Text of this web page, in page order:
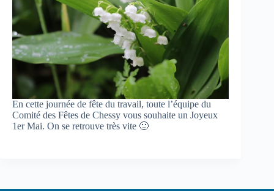
En cette journée de fête du travail, toute l’équipe du
Comité des Fêtes de Chessy vous souhaite un Joyeux
1er Mai. On se retrouve très vite 🙂